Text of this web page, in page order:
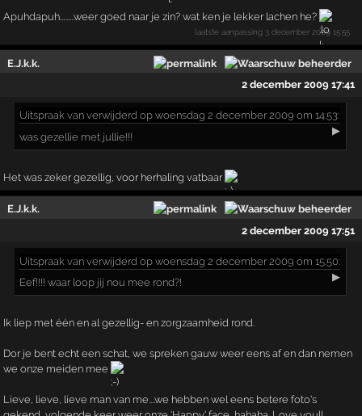
Apuhdapuh.........weer goed naar je zin? wat ken je lekker lachen he?
laatste aanpassing 3 december 2009 15:55
E.J.k.k.
2 december 2009 17:41
Uitspraak van verwijderd op woensdag 2 december 2009 om 14:53:
▶
was gezellie met jullie!!!
Het was zeker gezellig, voor herhaling vatbaar
E.J.k.k.
2 december 2009 17:51
Uitspraak van verwijderd op woensdag 2 december 2009 om 15:50:
▶
Eef!!!! waar loop jij nou mee rond?!
Ik liep met één en al gezellig- en zorgzaamheid rond.
Dor je bent echt een schat, we spreken gauw weer eens af en dan nemen
we onze meiden mee
Lieve, lieve, lieve man van me....we hebben wel eens betere foto's